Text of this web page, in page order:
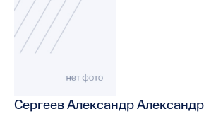
Сергеев Александр